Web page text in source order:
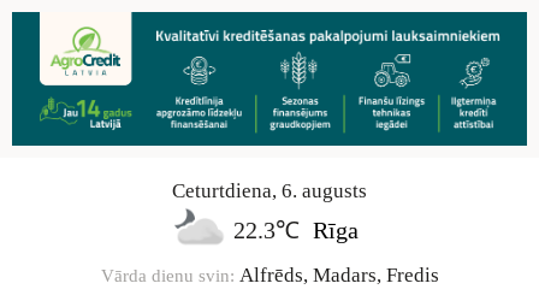
Ceturtdiena, 6. augusts
22.3℃ Rīga
Vārda dienu svin: Alfrēds, Madars, Fredis